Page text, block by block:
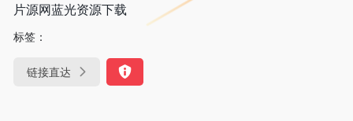
片源网蓝光资源下载
标签：
链接直达